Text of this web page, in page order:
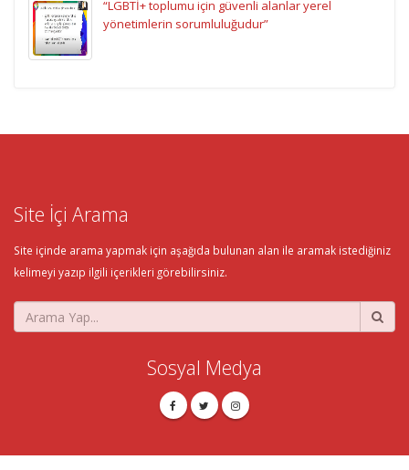
“LGBTİ+ toplumu için güvenli alanlar yerel
yönetimlerin sorumluluğudur”
Site İçi Arama
Site içinde arama yapmak için aşağıda bulunan alan ile aramak istediğiniz
kelimeyi yazıp ilgili içerikleri görebilirsiniz.
Sosyal Medya